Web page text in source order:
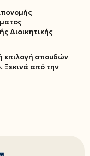
Διοικητικής
επιλογή σπουδών
Ξεκινά από την